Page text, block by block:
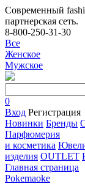
Современный
партнерская сеть.
8-800-250-31-30
Все
Женское
Мужское
0
Вход Регистрация
Новинки Бренды
Парфюмерия
и косметика
изделия OUTLET
Главная страница
Pokemaoke